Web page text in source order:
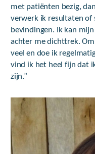
met patiënten bezig,
verwerk ik resultaten of
bevindingen. Ik kan
achter me dichttrek.
veel en doe ik
vind ik het heel fijn dat
zijn.”